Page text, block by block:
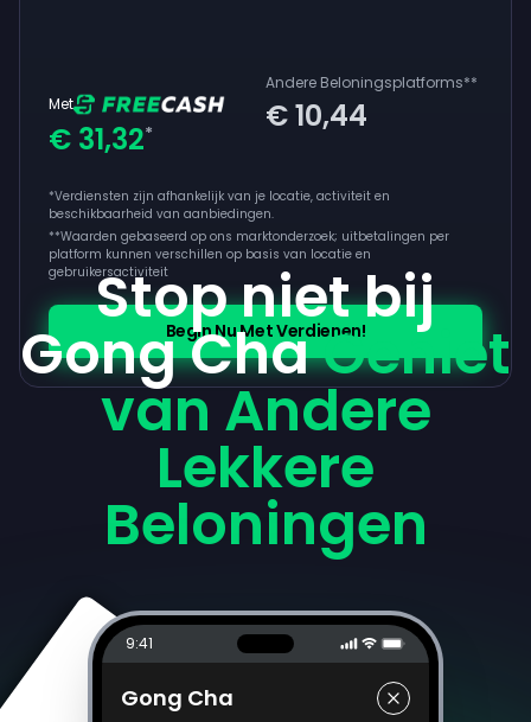
Met
€ 31,32*
Andere Beloningsplatforms**
€ 10,44
*Verdiensten zijn afhankelijk van je locatie, activiteit en
beschikbaarheid van aanbiedingen.
**Waarden gebaseerd op ons marktonderzoek; uitbetalingen per
platform kunnen verschillen op basis van locatie en
gebruikersactiviteit
Begin Nu Met Verdienen!
Stop niet bij
Gong ChaGeniet
van Andere
Lekkere
Beloningen
9:41
Gong Cha